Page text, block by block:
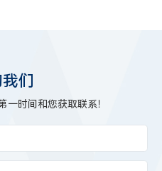
们
一时间和您获取联系！